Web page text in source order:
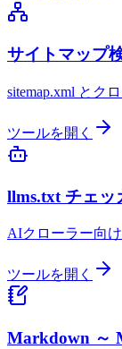
サイトマップ
sitemap.xml とク
ツールを開く
llms.txt チェッ
AIクローラー向
ツールを開く
Markdown ～